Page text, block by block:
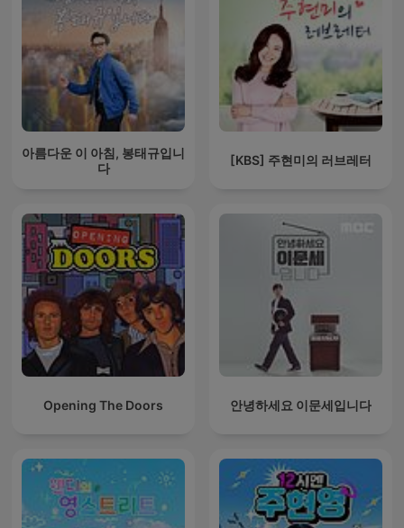
아름다운 이 아침, 봉태규입니
다
[KBS] 주현미의 러브레터
Opening The Doors 안녕하세요 이문세입니다